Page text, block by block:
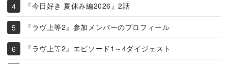
『今日好き 夏休み編2026』2話
『ラヴ上等2』参加メンバーのプロフィール
『ラヴ上等2』エピソード1～4ダイジェスト